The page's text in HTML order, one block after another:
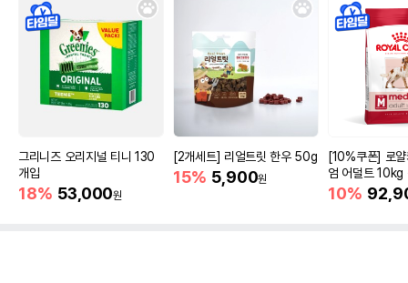
그리니즈 오리지널 티니 130
개입
18% 53,000원
[2개세트] 리얼트릿 한우 50g
15% 5,900원
[10%쿠폰] 로
엄 어덜트 10kg
증진
10%